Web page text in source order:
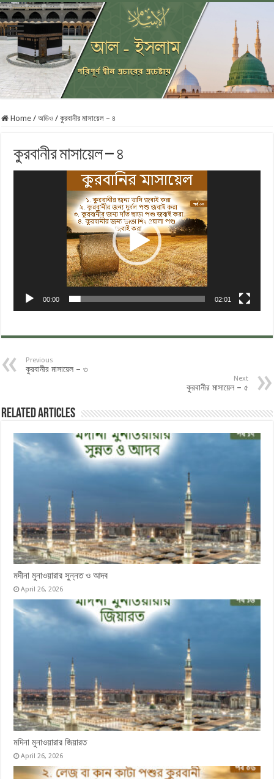
Home / অডিও / কুরবানীর মাসায়েল – ৪
কুরবানীর মাসায়েল – ৪
00:00 02:01
Previous
কুরবানীর মাসায়েল – ৩
Next
কুরবানীর মাসায়েল – ৫
Related Articles
মদীনা মুনাওয়ারার সুন্নত ও আদব
April 26, 2026
মদিনা মুনাওয়ারার জিয়ারত
April 26, 2026